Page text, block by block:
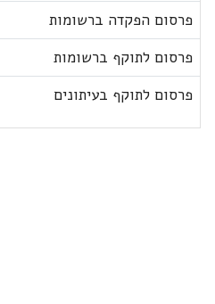
פרסום הפקדה ברשומות
פרסום לתוקף ברשומות
פרסום לתוקף בעיתונים